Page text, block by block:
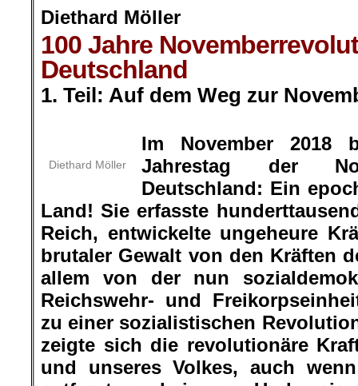
Diethard Möller
100 Jahre
Deutschland
1. Teil: Auf dem Weg zur
Diethard Möller
Im November 2018
Jahrestag der
Deutschland: Ein
Land! Sie erfasste
Reich, entwickelte ungeheure
brutaler Gewalt von den Kräften
allem von der nun
Reichswehr- und
zu einer sozialistischen
zeigte sich die revolutionäre
und unseres Volkes, auch